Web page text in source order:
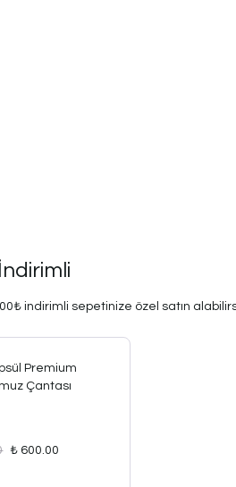
indirimli sepetinize özel satın
Premium
Çantası
₺ 600.00